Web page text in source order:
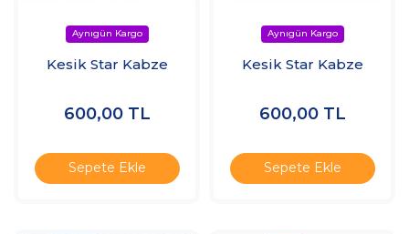
Kesik Star Kabze
600,00 TL
Sepete Ekle
Kesik Star Kabze
600,00 TL
Sepete Ekle